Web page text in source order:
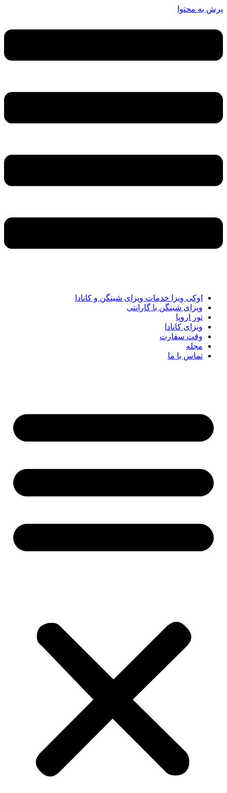
پرش به محتوا
اوکی ویزا خدمات ویزای شینگن و کانادا
ویزای شینگن با گارانتی
تور اروپا
ویزای کانادا
وقت سفارت
مجله
تماس با ما